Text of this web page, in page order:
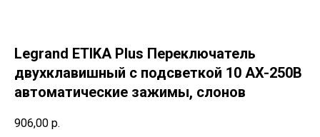
Legrand ETIKA Plus Переключатель
двухклавишный c подсветкой 10 AX-250B
автоматические зажимы, слонов
906,00 р.